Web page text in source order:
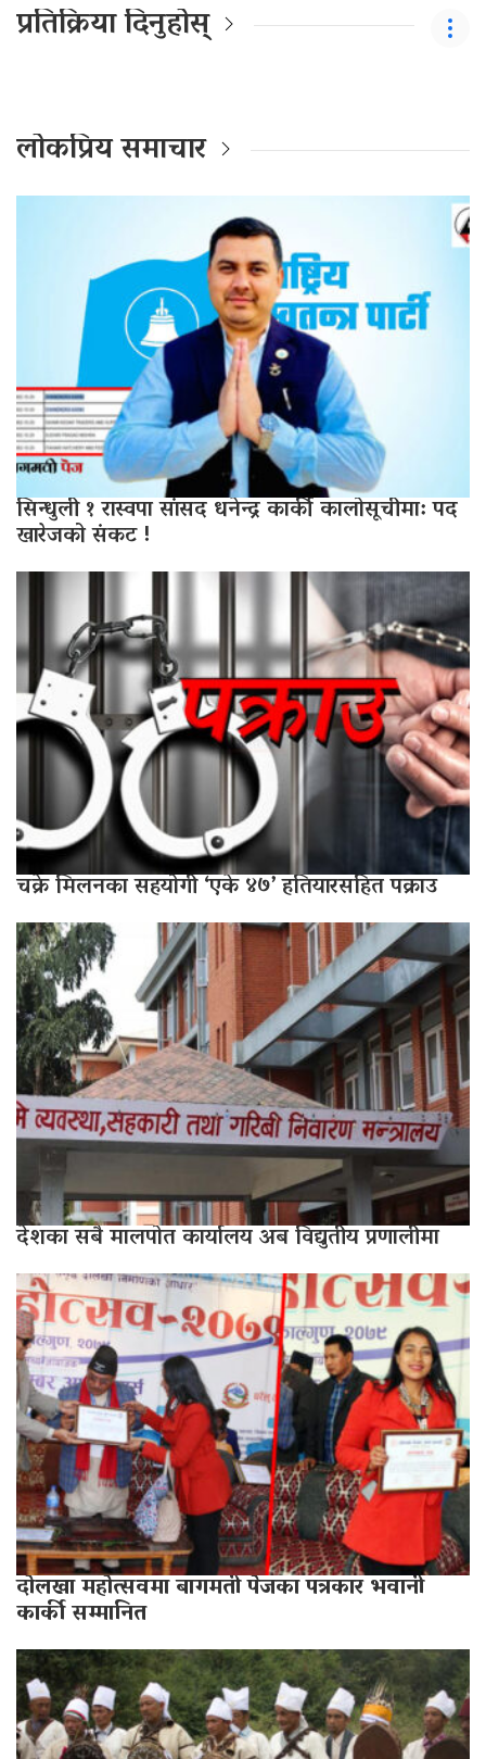
प्रतिक्रिया दिनुहोस्
लोकप्रिय समाचार
सिन्धुली १ रास्वपा सांसद धनेन्द्र कार्की कालोसूचीमा: पद
खारेजको संकट !
चक्रे मिलनका सहयोगी ‘एके ४७’ हतियारसहित पक्राउ
देशका सबै मालपोत कार्यालय अब विद्युतीय प्रणालीमा
दोलखामहोत्सवमाबागमतीपेजकापत्रकारभवानी
कार्कीसम्मानित